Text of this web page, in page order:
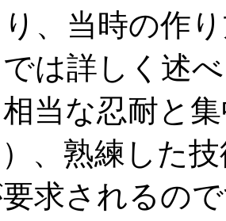
、当時の作
は詳しく述
当な忍耐と
）、熟練した
求されるの